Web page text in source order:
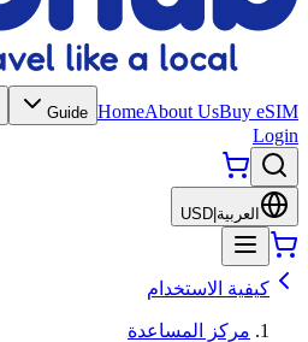
HomeAbout UsBuy eSIM
Guide
Login
العربية USD
كيفية الاستخدام
مركز المساعدة